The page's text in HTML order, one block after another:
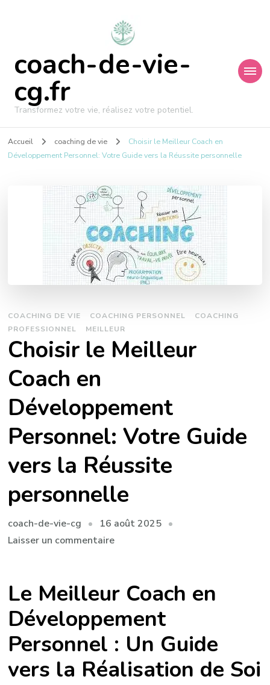
coach-de-vie-
cg.fr
Transformez votre vie, réalisez votre potentiel.
Accueil coaching de vie
Choisir le Meilleur Coach en
Développement Personnel: Votre Guide vers la Réussite personnelle
COACHING DE VIE COACHING PERSONNEL
COACHING
PROFESSIONNEL
MEILLEUR
Choisir le Meilleur
Coach en
Développement
Personnel: Votre Guide
vers la Réussite
personnelle
coach-de-vie-cg
16 août 2025
Laisser un commentairesur
Meilleur
Coach
en
Développement
Personnel:
Votre
Le Meilleur Coach en
Développement
Personnel : Un Guide
vers la Réalisation de Soi